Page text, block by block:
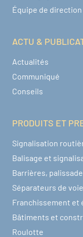
Équipe de direction
ACTU &
Actualités
Communiqué
Conseils
PRODUITS ET
Signalisation
Balisage et
Barrières,
Séparateurs de
Franchissement et
Bâtiments et
Roulotte